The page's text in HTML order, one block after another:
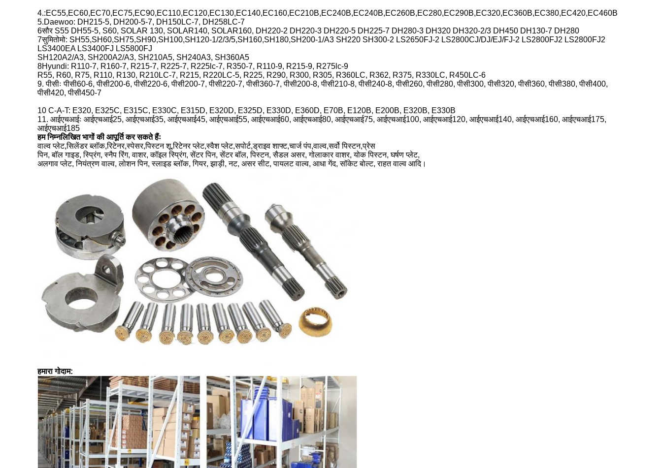
4.:EC55,EC60,EC70,EC75,EC90,EC110,EC120,EC130,EC140,EC160,EC210B,EC240B,EC240B,EC260B,EC280,EC290B,EC320,EC360B,EC380,EC420,EC460B
5.Daewoo: DH215-5, DH200-5-7, DH150LC-7, DH258LC-7
6सौर S55 DH55-5, S60, SOLAR 130, SOLAR140, SOLAR160, DH220-2 DH220-3 DH220-5 DH225-7 DH280-3 DH320 DH320-2/3 DH450 DH130-7 DH280
7सुमितोमो: SH55,SH60,SH75,SH90,SH100,SH120-1/2/3/5,SH160,SH180,SH200-1/A3 SH220 SH300-2 LS2650FJ-2 LS2800CJ/DJ/EJ/FJ-2 LS2800FJ2 LS2800FJ2
LS3400EA LS3400FJ LS5800FJ
SH120A2/A3, SH200A2/A3, SH210A5, SH240A3, SH360A5
8Hyundi: R110-7, R160-7, R215-7, R225-7, R225lc-7, R350-7, R110-9, R215-9, R275lc-9
R55, R60, R75, R110, R130, R210LC-7, R215, R220LC-5, R225, R290, R300, R305, R360LC, R362, R375, R330LC, R450LC-6
9. पीसीः पीसी60-6, पीसी200-6, पीसी220-6, पीसी200-7, पीसी220-7, पीसी360-7, पीसी200-8, पीसी210-8, पीसी240-8, पीसी260, पीसी280, पीसी300, पीसी320, पीसी360, पीसी380, पीसी400,
पीसी420, पीसी450-7
10 C-A-T: E320, E325C, E315C, E330C, E315D, E320D, E325D, E330D, E360D, E70B, E120B, E200B, E320B, E330B
11. आईएचआईः आईएचआई25, आईएचआई35, आईएचआई45, आईएचआई55, आईएचआई60, आईएचआई80, आईएचआई75, आईएचआई100, आईएचआई120, आईएचआई140, आईएचआई160, आईएचआई175,
आईएचआई185
हम निम्नलिखित भागों की आपूर्ति कर सकते हैंः
वाल्व प्लेट,सिलेंडर ब्लॉक,रिटेनर,स्पेसर,पिस्टन शू,रिटेनर प्लेट,स्वैश प्लेट,सपोर्ट,ड्राइव शाफ्ट,चार्ज पंप,वाल्व,सर्वो पिस्टन,प्रेस
पिन, बॉल गाइड, स्प्रिंग, स्नैप रिंग, वाशर, कॉइल स्प्रिंग, सेंटर पिन, सेंटर बॉल, पिस्टन, सैडल असर, गोलाकार वाशर, योक पिस्टन, घर्षण प्लेट,
अलगाव प्लेट, नियंत्रण वाल्व, लोशन पिन, स्लाइड ब्लॉक, गियर, झाड़ी, नट, असर सीट, पायलट वाल्व, आधा गेंद, सॉकेट बोल्ट, राहत वाल्व आदि।
हमारा गोदाम: